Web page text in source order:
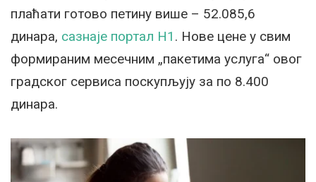
плаћати готово петину више – 52.085,6
динара, сазнаје портал Н1 . Нове цене у свим
формираним месечним „пакетима услуга“ овог
градског сервиса поскупљују за по 8.400
динара.